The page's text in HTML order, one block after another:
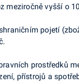
meziročně vyšší o
pojetí
prostředků
přístrojů a